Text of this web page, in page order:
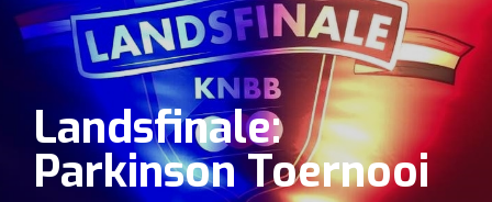
Landsfinale:
Parkinson Toernooi